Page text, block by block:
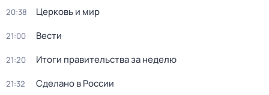
20:38 Церковь и мир
21:00 Вести
21:20 Итоги правительства за неделю
21:32 Сделано в России